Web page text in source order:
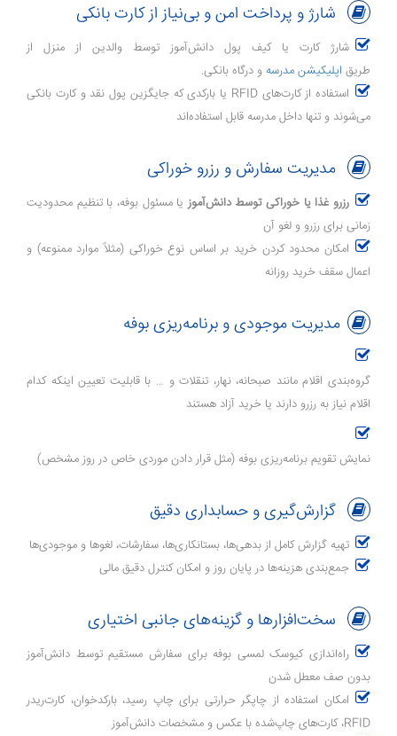
شارژ و پرداخت امن و بی‌نیاز از کارت بانکی
شارژ کارت یا کیف پول دانش‌آموز توسط والدین از منزل از
طریق اپلیکیشن مدرسه و درگاه بانکی.
استفاده از کارت‌های RFID یا بارکدی که جایگزین پول نقد و کارت بانکی
می‌شوند و تنها داخل مدرسه قابل استفاده‌اند
مدیریت سفارش و رزرو خوراکی
رزرو غذا یا خوراکی توسط دانش‌آموز یا مسئول بوفه، با تنظیم محدودیت
زمانی برای رزرو و لغو آن
امکان محدود کردن خرید بر اساس نوع خوراکی (مثلاً موارد ممنوعه) و
اعمال سقف خرید روزانه
مدیریت موجودی و برنامه‌ریزی بوفه
گروه‌بندی اقلام مانند صبحانه، نهار، تنقلات و … با قابلیت تعیین اینکه کدام
اقلام نیاز به رزرو دارند یا خرید آزاد هستند
نمایش تقویم برنامه‌ریزی بوفه (مثل قرار دادن موردی خاص در روز مشخص)
گزارش‌گیری و حسابداری دقیق
تهیه گزارش کامل از بدهی‌ها، بستانکاری‌ها، سفارشات، لغوها و موجودی‌ها
جمع‌بندی هزینه‌ها در پایان روز و امکان کنترل دقیق مالی
سخت‌افزارها و گزینه‌های جانبی اختیاری
راه‌اندازی کیوسک لمسی بوفه برای سفارش مستقیم توسط دانش‌آموز
بدون صف معطل شدن
امکان استفاده از چاپگر حرارتی برای چاپ رسید، بارکدخوان، کارت‌ریدر
RFID، کارت‌های چاپ‌شده با عکس و مشخصات دانش‌آموز